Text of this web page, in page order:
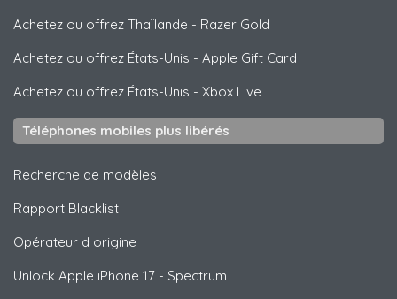
Achetez ou offrez Thaïlande - Razer Gold
Achetez ou offrez États-Unis - Apple Gift Card
Achetez ou offrez États-Unis - Xbox Live
Téléphones mobiles plus libérés
Recherche de modèles
Rapport Blacklist
Opérateur d origine
Unlock Apple iPhone 17 - Spectrum